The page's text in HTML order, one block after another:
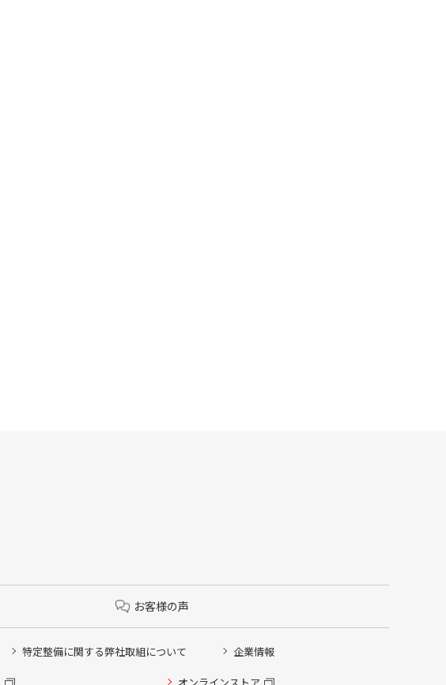
お客様の声
特定整備に関する弊社取組について 企業情報
オンラインストア